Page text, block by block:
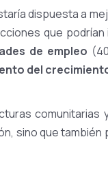
dispuesta a
que podrían
de empleo
del
comunitarias
sino que